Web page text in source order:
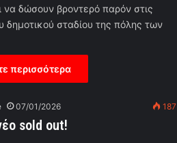
να δώσουν βροντερό παρόν στις
δημοτικού σταδίου της πόλης των
περισσότερα
07/01/2026 187
sold out!